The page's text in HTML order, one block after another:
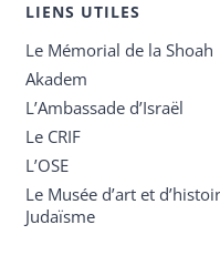
LIENS UTILES
Le Mémorial de la Shoah
Akadem
L’Ambassade d’Israël
Le CRIF
L’OSE
Le Musée d’art et
Judaïsme